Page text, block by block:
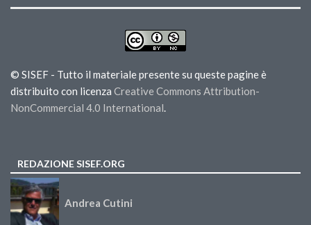
© SISEF - Tutto il materiale presente su queste pagine è
distribuito con licenza Creative Commons Attribution-
NonCommercial 4.0 International.
REDAZIONE SISEF.ORG
Andrea Cutini